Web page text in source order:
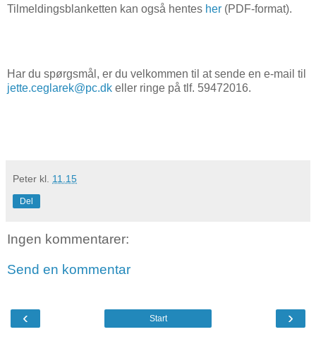
Tilmeldingsblanketten kan også hentes her (PDF-format).
Har du spørgsmål, er du velkommen til at sende en e-mail til
jette.ceglarek@pc.dk eller ringe på tlf. 59472016.
Peter kl. 11.15
Del
Ingen kommentarer:
Send en kommentar
‹ ›
Start